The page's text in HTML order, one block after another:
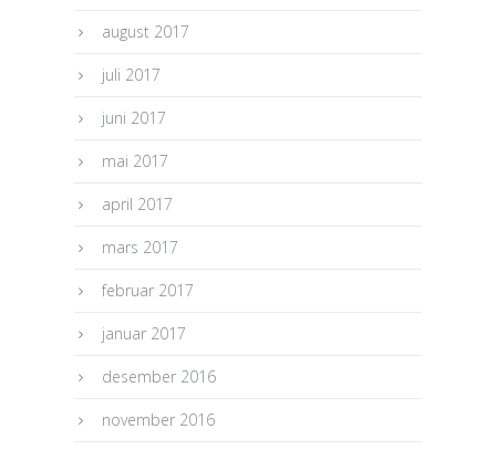
august 2017
juli 2017
juni 2017
mai 2017
april 2017
mars 2017
februar 2017
januar 2017
desember 2016
november 2016